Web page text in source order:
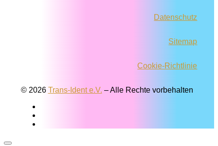
Datenschutz
Sitemap
Cookie-Richtlinie
© 2026 Trans-Ident e.V. – Alle Rechte vorbehalten